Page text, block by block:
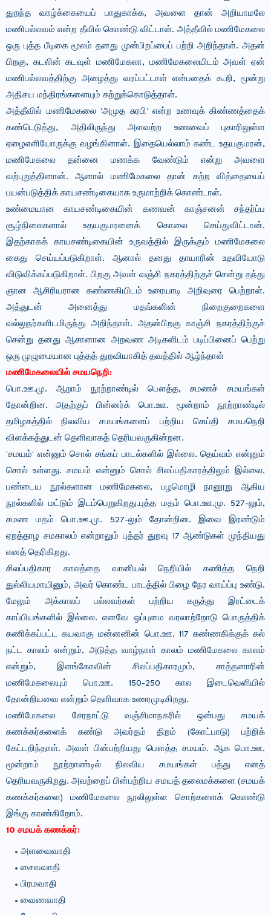
துறந்த வாழ்க்கையைப் பாதுகாக்க, அவளை தான் அறியாமலே
மணிபல்லவம் என்ற தீவில் கொண்டு விட்டாள். அத்தீவில் மணிமேகலை
ஒரு புத்த பீடிகை மூலம் தனது முன்பிறப்பைப் பற்றி அறிந்தாள். அதன்
பிறகு, கடலின் கடவுள் மணிமேகலா, மணிமேகலையிடம் அவள் ஏன்
மணிபல்லவத்திற்கு அழைத்து வரப்பட்டாள் என்பதைக் கூறி, மூன்று
அதிசய மந்திரங்களையும் கற்றுக்கொடுத்தாள்.
அத்தீவில் மணிமேகலை 'அமுத சுரபி' என்ற உணவுக் கிண்ணத்தைக்
கண்டெடுத்து, அதிலிருந்து அளவற்ற உணவைப் புகாரிலுள்ள
ஏழைஎளியோருக்கு வழங்கினாள். இதையெல்லாம் கண்ட உதயகுமரன்,
மணிமேகலை தன்னை மணக்க வேண்டும் என்று அவளை
வற்புறுத்தினான். ஆனால் மணிமேகலை தான் கற்ற வித்தையைப்
பயன்படுத்திக் காயசண்டிகையாக உருமாற்றிக் கொண்டாள்.
உண்மையான காயசண்டிகையின் கணவன் காஞ்சனன் சந்தர்ப்ப
சூழ்நிலைகளால் உதயகுமரனைக் கொலை செய்துவிட்டான்.
இதற்காகக் காயசண்டிகையின் உருவத்தில் இருக்கும் மணிமேகலை
கைது செய்யப்படுகிறாள். ஆனால் தனது தாயாரின் உதவியோடு
விடுவிக்கப்படுகிறாள். பிறகு அவள் வஞ்சி நகரத்திற்குச் சென்று தந்து
ஞான ஆசிரியரான கண்ணகியிடம் உரையாடி அறிவுரை பெற்றாள்.
அத்துடன் அனைத்து மதங்களின் நிறைகுறைகளை
வல்லுநர்களிடமிருந்து அறிந்தாள். அதன்பிறகு காஞ்சி நகரத்திற்குச்
சென்று தனது ஆசானான அறவண அடிகளிடம் படிப்பினைப் பெற்று
ஒரு முழுமையான புத்தத் துறவியாகித் தவத்தில் ஆழ்ந்தாள்
மணிமேகலையில் சமயநெறி:
பொ.ஊ.மு. ஆறாம் நூற்றாண்டில் பௌத்த, சமணச் சமயங்கள்
தோன்றின. அதற்குப் பின்னர்க் பொ.ஊ. மூன்றாம் நூற்றாண்டில்
தமிழகத்தில் நிலவிய சமயங்களைப் பற்றிய செய்தி சமயநெறி
விளக்கத்துடன் தெளிவாகத் தெரியவருகின்றன.
'சமயம்' என்னும் சொல் சங்கப் பாடல்களில் இல்லை. தெய்வம் என்னும்
சொல் உள்ளது. சமயம் என்னும் சொல் சிலப்பதிகாரத்திலும் இல்லை.
பண்டைய நூல்களான மணிமேகலை, பழமொழி நானூறு ஆகிய
நூல்களில் மட்டும் இடம்பெறுகிறது.புத்த மதம் பொ.ஊ.மு. 527-லும்,
சமண மதம் பொ.ஊ.மு. 527-லும் தோன்றின. இவை இரண்டும்
ஏறத்தாழ சமகாலம் என்றாலும் புத்தர் துறவு 17 ஆண்டுகள் முந்தியது
எனத் தெரிகிறது.
சிலப்பதிகார காலத்தை வானியல் நெறியில் கணித்த நெறி
துல்லியமாயினும், அவர் கொண்ட பாடத்தில் பிழை நேர வாய்ப்பு உண்டு.
மேலும் அக்காலப் பல்லவர்கள் பற்றிய கருத்து இரட்டைக்
காப்பியங்களில் இல்லை. எனவே ஒப்புமை வரலாற்றோடு பொருத்திக்
கணிக்கப்பட்ட கயவாகு மன்னனின் பொ.ஊ. 117 கண்ணகிக்குக் கல்
நட்ட காலம் என்றும், அடுத்த வாழ்நாள் காலம் மணிமேகலை காலம்
என்றும், இளங்கோவின் சிலப்பதிகாரமும், சாத்தனாரின்
மணிமேகலையும் பொ.ஊ. 150-250 கால இடைவெளியில்
தோன்றியவை என்றும் தெளிவாக உணரமுடிகிறது.
மணிமேகலை சேரநாட்டு வஞ்சிமாநகரில் ஒன்பது சமயக்
கணக்கர்களைக் கண்டு அவர்தம் திறம் (கோட்பாடு) பற்றிக்
கேட்டறிந்தாள். அவள் பின்பற்றியது பௌத்த சமயம். ஆக பொ.ஊ.
மூன்றாம் நூற்றாண்டில் நிலவிய சமயங்கள் பத்து எனத்
தெரியவருகிறது. அவற்றைப் பின்பற்றிய சமயத் தலைமக்களை (சமயக்
கணக்கர்களை) மணிமேகலை நூலிலுள்ள சொற்களைக் கொண்டு
இங்கு காண்கிறோம்.
10 சமயக் கணக்கர்:
அளவைவாதி
சைவவாதி
பிரமவாதி
வைணவாதி